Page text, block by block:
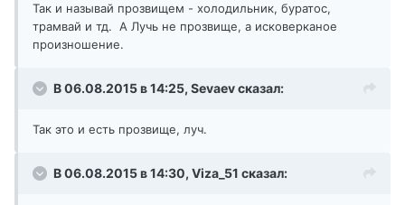
Так и называй прозвищем - холодильник, буратос,
трамвай и тд. А Лучь не прозвище, а исковерканое
произношение.
В 06.08.2015 в 14:25, Sevaevсказал:
Так это и есть прозвище, луч.
В 06.08.2015 в 14:30, Viza_51 сказал: